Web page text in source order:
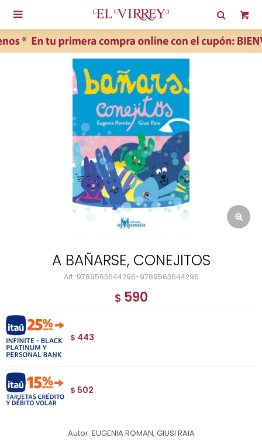

A BAÑARSE, CONEJITOS
9789563644296-9789563644296
$ 590
$ 443
$ 502
Autor: EUGENIA ROMAN, GIUSI RAIA